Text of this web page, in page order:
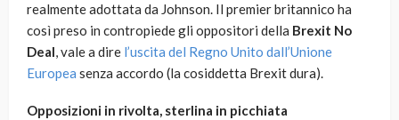
realmente adottata da Johnson. Il premier britannico ha
così preso in contropiede gli oppositori della Brexit No
Deal, vale a dire l’uscita del Regno Unito dall’Unione
Europea senza accordo (la cosiddetta Brexit dura).
Opposizioni in rivolta, sterlina in picchiata